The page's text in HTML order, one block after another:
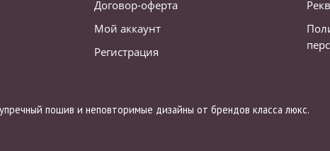
Договор-оферта
Мой аккаунт
Регистрация
пошив и неповторимые дизайны от брендов класса люкс.